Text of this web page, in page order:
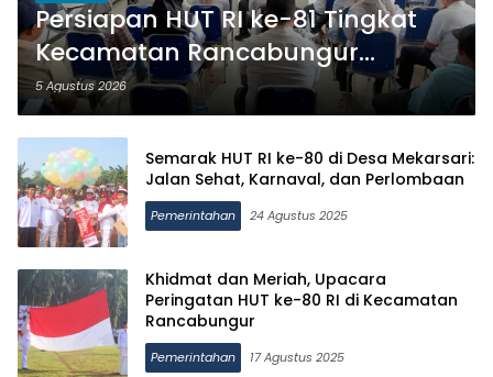
Persiapan HUT RI ke-81 Tingkat
Kecamatan Rancabungur
Dimatangkan di Desa Cimulang,
Libatkan Seluruh Elemen
Masyarakat
5 Agustus 2026
Semarak HUT RI ke-80 di Desa Mekarsari:
Jalan Sehat, Karnaval, dan Perlombaan
Pemerintahan 24 Agustus 2025
Khidmat dan Meriah, Upacara
Peringatan HUT ke-80 RI di Kecamatan
Rancabungur
Pemerintahan 17 Agustus 2025